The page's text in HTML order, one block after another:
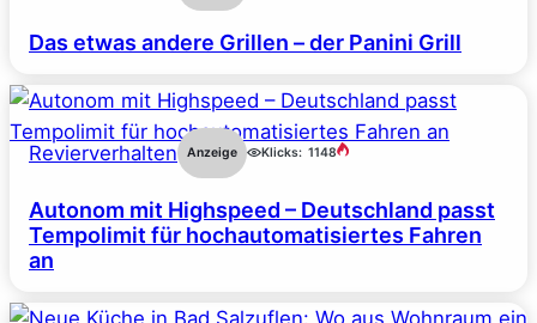
Das etwas andere Grillen – der Panini Grill
Revierverhalten Anzeige Klicks: 1148
Autonom mit Highspeed – Deutschland passt
Tempolimit für hochautomatisiertes Fahren
an